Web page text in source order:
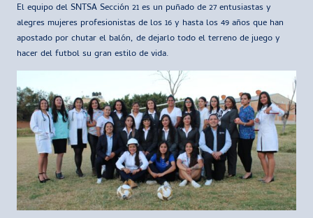
El equipo del SNTSA Sección 21 es un puñado de 27 entusiastas y
alegres mujeres profesionistas de los 16 y hasta los 49 años que han
apostado por chutar el balón, de dejarlo todo el terreno de juego y
hacer del futbol su gran estilo de vida.